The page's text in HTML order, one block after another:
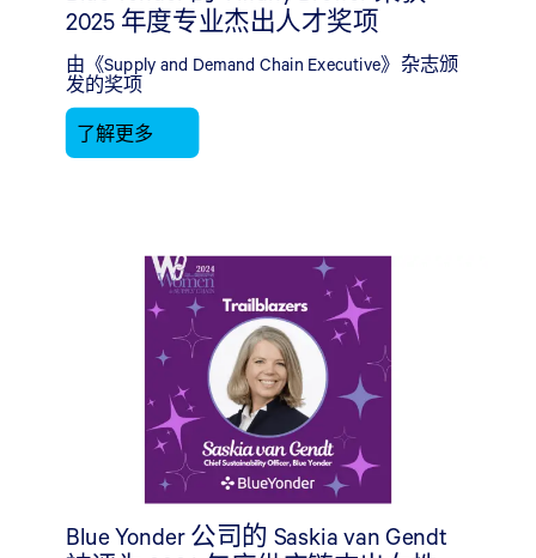
2025 年度专业杰出人才奖项
由《Supply and Demand Chain Executive》杂志颁
发的奖项
了解更多
Blue Yonder 公司的 Saskia van Gendt